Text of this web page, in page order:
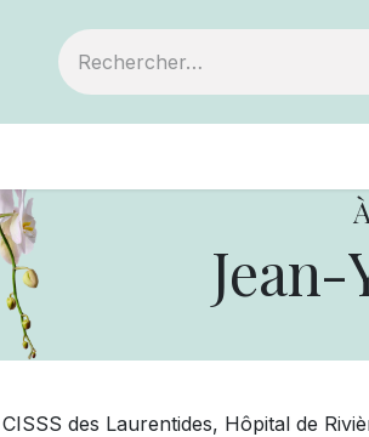
des Laurentides, Hôpital de